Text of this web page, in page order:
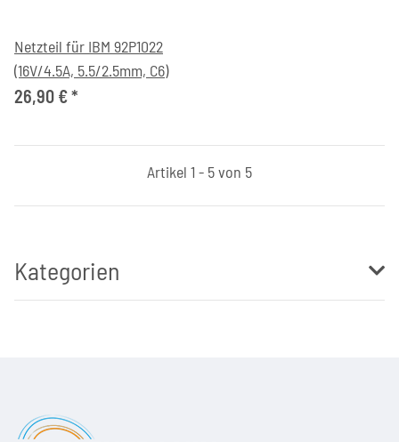
Netzteil für IBM 92P1022
(16V/4.5A, 5.5/2.5mm, C6)
26,90 €*
Artikel 1 - 5 von 5
Kategorien